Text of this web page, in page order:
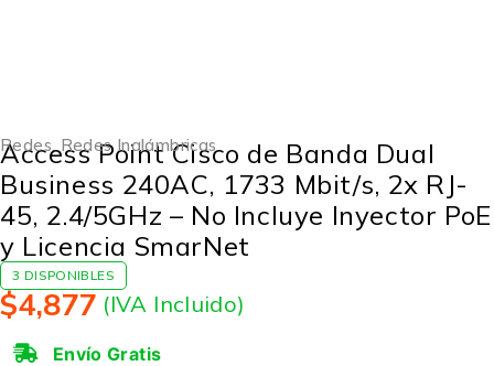
Redes,Redes Inalámbricas
Access Point Cisco de Banda Dual
Business 240AC, 1733 Mbit/s, 2x RJ-
45, 2.4/5GHz – No Incluye Inyector PoE
y Licencia SmarNet
3 DISPONIBLES
$4,877 (IVA Incluido)
Envío Gratis